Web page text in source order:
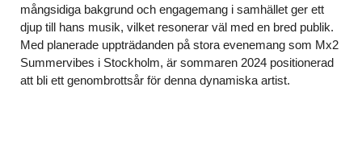
mångsidiga bakgrund och engagemang i samhället ger ett
djup till hans musik, vilket resonerar väl med en bred publik.
Med planerade uppträdanden på stora evenemang som Mx2
Summervibes i Stockholm, är sommaren 2024 positionerad
att bli ett genombrottsår för denna dynamiska artist.